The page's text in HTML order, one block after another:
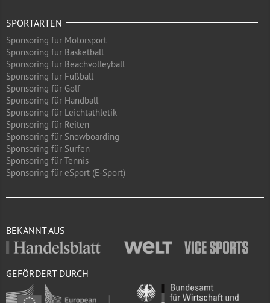
SPORTARTEN
Sponsoring für Motorsport
Sponsoring für Basketball
Sponsoring für Beachvolleyball
Sponsoring für Fußball
Sponsoring für Golf
Sponsoring für Handball
Sponsoring für Leichtathletik
Sponsoring für Reiten
Sponsoring für Snowboarding
Sponsoring für Surfen
Sponsoring für Tennis
Sponsoring für eSport (E-Sport)
BEKANNT AUS
GEFÖRDERT DURCH